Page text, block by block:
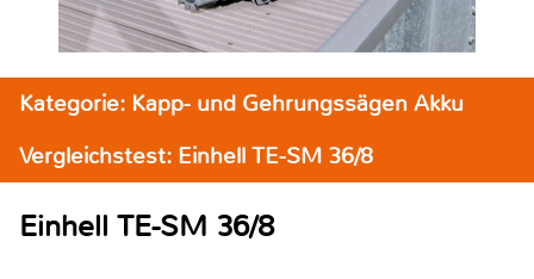
Kategorie: Kapp- und Gehrungssägen Akku
Vergleichstest: Einhell TE-SM 36/8
Einhell TE-SM 36/8